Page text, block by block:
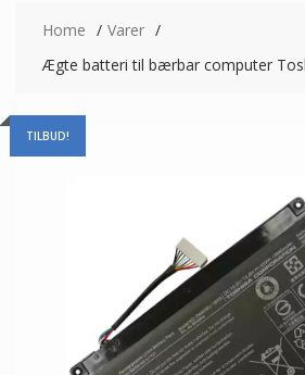
Home
Varer
Ægte batteri til bærbar computer
TILBUD!